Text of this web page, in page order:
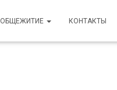
ОБЩЕЖИТИЕ КОНТАКТЫ